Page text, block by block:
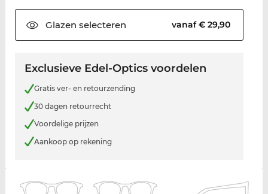
Glazen selecteren vanaf € 29,90
Exclusieve Edel-Optics voordelen
Gratis ver- en retourzending
30 dagen retourrecht
Voordelige prijzen
Aankoop op rekening